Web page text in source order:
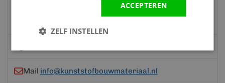
Mail info@kunststofbouwmateriaal.nl
ACCEPTEREN
ZELF INSTELLEN